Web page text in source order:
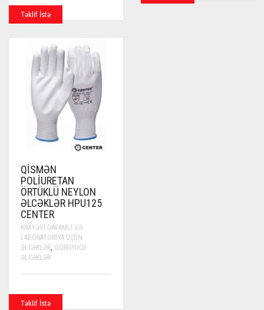
Təklif İstə
QISMƏN
POLIURETAN
ÖRTÜKLÜ NEYLON
ƏLCƏKLƏR HPU125
CENTER
KIMYƏVI DAVAMLI VƏ
LABORATORIYA ÜÇÜN
ƏLCƏKLƏR QORUYUCU
ƏLCƏKLƏR
Təklif İstə